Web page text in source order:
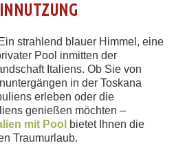
strahlend blauer Himmel, eine
Pool inmitten der
Italiens. Ob Sie von
in der Toskana
erleben oder die
genießen möchten –
mit Pool
bietet Ihnen die
Traumurlaub.